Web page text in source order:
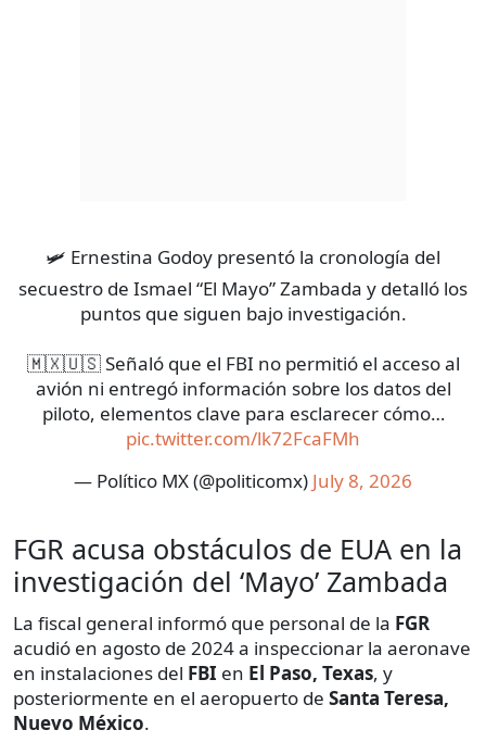
🛩️ Ernestina Godoy presentó la cronología del
secuestro de Ismael “El Mayo” Zambada y detalló los
puntos que siguen bajo investigación.
🇲🇽🇺🇸 Señaló que el FBI no permitió el acceso al
avión ni entregó información sobre los datos del
piloto, elementos clave para esclarecer cómo…
pic.twitter.com/lk72FcaFMh
— Político MX (@politicomx) July 8, 2026
FGR acusa obstáculos de EUA en la
investigación del ‘Mayo’ Zambada
La fiscal general informó que personal de la FGR
acudió en agosto de 2024 a inspeccionar la aeronave
en instalaciones del FBI en El Paso, Texas, y
posteriormente en el aeropuerto de Santa Teresa,
Nuevo México.